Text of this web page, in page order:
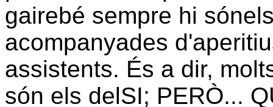
gairebé sempre hi
acompanyades
assistents. És a dir,
són els delSI; PERÒ...